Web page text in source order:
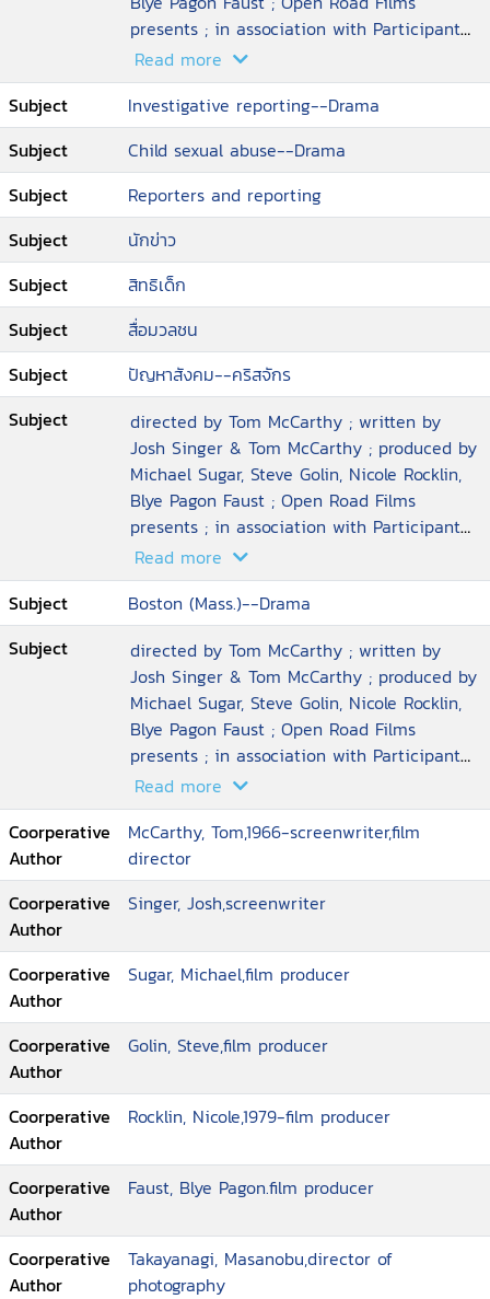
presents ; in association with Participant
Media and First Look Media ; an
Anonymous Content production ; a Rocklin
Read more
Subject
Investigative reporting--Drama
Subject
Child sexual abuse--Drama
Subject
Reporters and reporting
Subject
นักข่าว
Subject
สิทธิเด็ก
Subject
สื่อมวลชน
Subject
ปัญหาสังคม--คริสจักร
Subject
directed by Tom McCarthy ; written by
Josh Singer & Tom McCarthy ; produced by
Michael Sugar, Steve Golin, Nicole Rocklin,
Blye Pagon Faust ; Open Road Films
presents ; in association with Participant
Media and First Look Media ; an
Anonymous Content production ; a Rocklin
Read more
Subject
Boston (Mass.)--Drama
Subject
directed by Tom McCarthy ; written by
Josh Singer & Tom McCarthy ; produced by
Michael Sugar, Steve Golin, Nicole Rocklin,
Blye Pagon Faust ; Open Road Films
presents ; in association with Participant
Media and First Look Media ; an
Anonymous Content production ; a Rocklin
Read more
Coorperative
Author
McCarthy, Tom,1966-screenwriter,film
director
Coorperative
Author
Singer, Josh,screenwriter
Coorperative
Author
Sugar, Michael,film producer
Coorperative
Author
Golin, Steve,film producer
Coorperative
Author
Rocklin, Nicole,1979-film producer
Coorperative
Author
Faust, Blye Pagon.film producer
Coorperative
Author
Takayanagi, Masanobu,director of
photography